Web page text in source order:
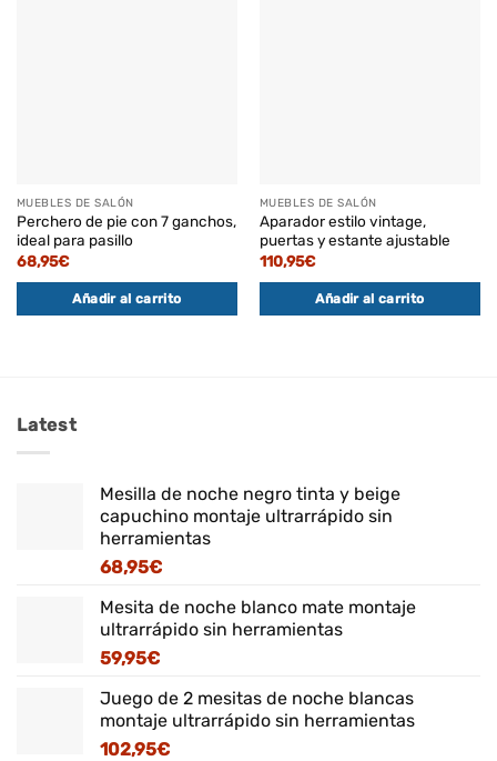
MUEBLES DE SALÓN
Perchero de pie con 7 ganchos,
ideal para pasillo
68,95€
Añadir al carrito
MUEBLES DE SALÓN
Aparador estilo vintage,
puertas y estante ajustable
110,95€
Añadir al carrito
Latest
Mesilla de noche negro tinta y beige
capuchino montaje ultrarrápido sin
herramientas
68,95€
Mesita de noche blanco mate montaje
ultrarrápido sin herramientas
59,95€
Juego de 2 mesitas de noche blancas
montaje ultrarrápido sin herramientas
102,95€